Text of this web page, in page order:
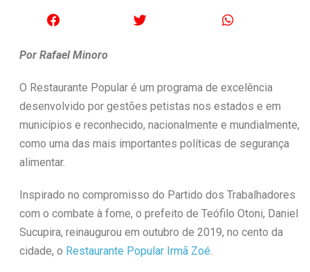
Por Rafael Minoro
O Restaurante Popular é um programa de excelência
desenvolvido por gestões petistas nos estados e em
municípios e reconhecido, nacionalmente e mundialmente,
como uma das mais importantes políticas de segurança
alimentar.
Inspirado no compromisso do Partido dos Trabalhadores
com o combate à fome, o prefeito de Teófilo Otoni, Daniel
Sucupira, reinaugurou em outubro de 2019, no cento da
cidade, o Restaurante Popular Irmã Zoé.